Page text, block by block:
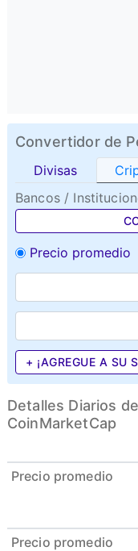
Convertidor de
Divisas
Bancos /
Precio promedio
+ ¡AGREGUE A SU
Detalles Diarios
CoinMarketCap
Precio promedio
Precio promedio